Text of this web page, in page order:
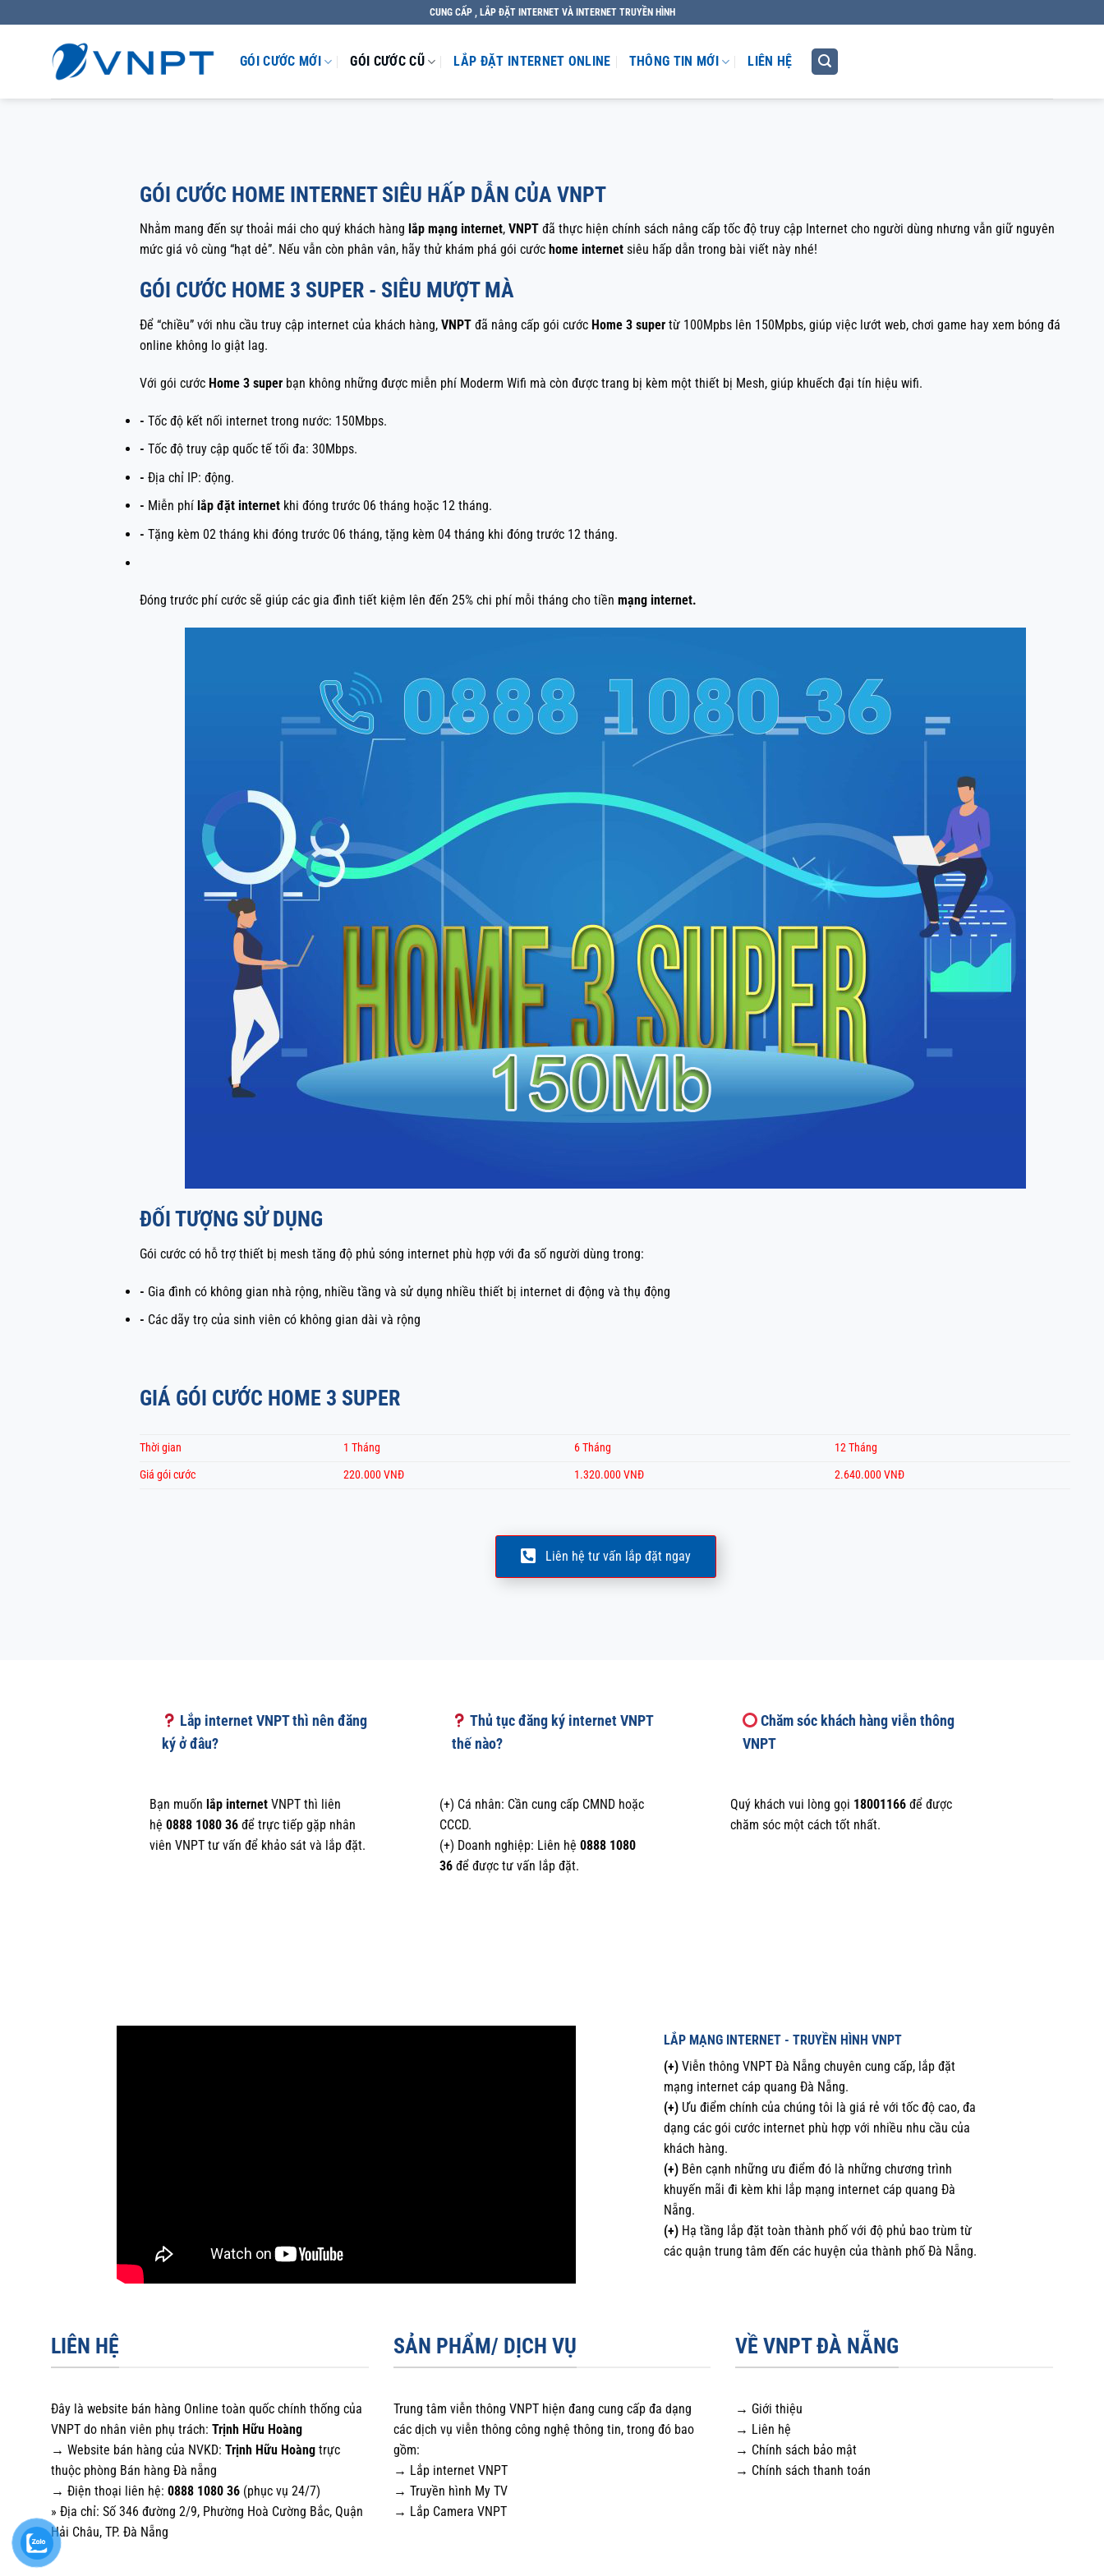
qua
CUNG CẤP , LẮP ĐẶT INTERNET VÀ INTERNET TRUYỀN HÌNH
GÓI CƯỚC MỚI GÓI CƯỚC CŨ LẮP ĐẶT INTERNET ONLINE THÔNG TIN MỚI LIÊN HỆ
GÓI CƯỚC HOME INTERNET SIÊU HẤP DẪN CỦA VNPT
Nhằm mang đến sự thoải mái cho quý khách hàng lắp mạng internet,VNPT đã thực hiện chính sách nâng cấp tốc độ truy cập Internet cho người dùng nhưng vẫn giữ nguyên
mức giá vô cùng “hạt dẻ”. Nếu vẫn còn phân vân, hãy thử khám phá gói cước home internet siêu hấp dẫn trong bài viết này nhé!
GÓI CƯỚC HOME 3 SUPER - SIÊU MƯỢT MÀ
Để “chiều” với nhu cầu truy cập internet của khách hàng,VNPTđã nâng cấp gói cước Home 3 supertừ 100Mpbs lên 150Mpbs, giúp việc lướt web, chơi game hay xem bóng đá
online không lo giật lag.
Với gói cước Home 3 super bạn không những được miễn phí Moderm Wifi mà còn được trang bị kèm một thiết bị Mesh, giúp khuếch đại tín hiệu wifi.
- Tốc độ kết nối internet trong nước: 150Mbps.
- Tốc độ truy cập quốc tế tối đa: 30Mbps.
- Địa chỉ IP: động.
- Miễn phí lắp đặt internet khi đóng trước 06 tháng hoặc 12 tháng.
- Tặng kèm 02 tháng khi đóng trước 06 tháng, tặng kèm 04 tháng khi đóng trước 12 tháng.
Đóng trước phí cước sẽ giúp các gia đình tiết kiệm lên đến 25% chi phí mỗi tháng cho tiềnmạng internet.
ĐỐI TƯỢNG SỬ DỤNG
Gói cước có hỗ trợ thiết bị mesh tăng độ phủ sóng internet phù hợp với đa số người dùng trong:
- Gia đình có không gian nhà rộng, nhiều tầng và sử dụng nhiều thiết bị internet di động và thụ động
- Các dãy trọ của sinh viên có không gian dài và rộng
GIÁ GÓI CƯỚC HOME 3 SUPER
Thời gian 1 Tháng 6 Tháng
12 Tháng
Giá gói cước
220.000 VNĐ 1.320.000 VNĐ 2.640.000 VNĐ
Liên hệ tư vấn lắp đặt ngay
Lắp internet VNPT thì nên đăng
ký ở đâu?
Bạn muốn lắp internet VNPT thì liên
hệ 0888 1080 36 để trực tiếp gặp nhân
viên VNPT tư vấn để khảo sát và lắp đặt.
Thủ tục đăng ký internet VNPT
thế nào?
(+) Cá nhân: Cần cung cấp CMND hoặc
CCCD.
(+) Doanh nghiệp: Liên hệ0888 1080
36 để được tư vấn lắp đặt.
Chăm sóc khách hàng viễn thông
VNPT
Quý khách vui lòng gọi 18001166để được
chăm sóc một cách tốt nhất.
LẮP MẠNG INTERNET - TRUYỀN HÌNH VNPT
(+)Viễn thông VNPT Đà Nẵng chuyên cung cấp, lắp đặt
mạng internet cáp quang Đà Nẵng.
(+)Ưu điểm chính của chúng tôi là giá rẻ với tốc độ cao, đa
dạng các gói cước internet phù hợp với nhiều nhu cầu của
khách hàng.
(+)Bên cạnh những ưu điểm đó là những chương trình
khuyến mãi đi kèm khi lắp mạng internet cáp quang Đà
Nẵng.
(+)Hạ tầng lắp đặt toàn thành phố với độ phủ bao trùm từ
các quận trung tâm đến các huyện của thành phố Đà Nẵng.
LIÊN HỆ
Đây là website bán hàng Online toàn quốc chính thống của
VNPT do nhân viên phụ trách: Trịnh Hữu Hoàng
→ Website bán hàng của NVKD: Trịnh Hữu Hoàng trực
thuộc phòng Bán hàng Đà nẵng
→ Điện thoại liên hệ: 0888 1080 36 (phục vụ 24/7)
» Địa chỉ: Số 346 đường 2/9, Phường Hoà Cường Bắc, Quận
Hải Châu, TP. Đà Nẵng
SẢN PHẨM/ DỊCH VỤ
Trung tâm viễn thông VNPT hiện đang cung cấp đa dạng
các dịch vụ viễn thông công nghệ thông tin, trong đó bao
gồm:
→ Lắp internet VNPT
→ Truyền hình My TV
→ Lắp Camera VNPT
VỀ VNPT ĐÀ NẴNG
→ Giới thiệu
→ Liên hệ
→ Chính sách bảo mật
→ Chính sách thanh toán